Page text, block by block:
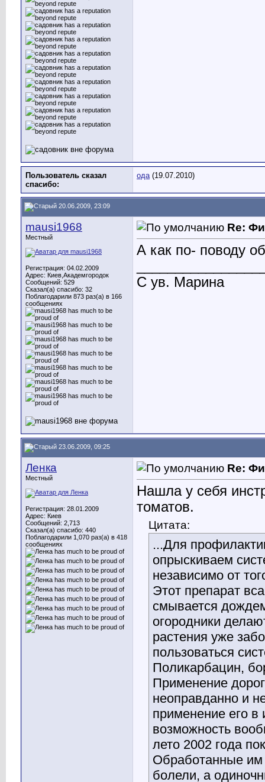
Пользователь сказал
cпасибо:
ода(19.07.2010)
20.06.2009, 23:09
mausi1968
Местный
Регистрация: 04.02.2009
Адрес: Киев,Академгородок
Сообщений: 529
Сказал(а) спасибо: 32
Поблагодарили 873 раз(а) в 166
сообщениях
Re:
А как по- поводу
С ув. Марина
23.06.2009, 09:25
Ленка
Местный
Регистрация: 28.01.2009
Адрес: Киев
Сообщений: 2,713
Сказал(а) спасибо: 440
Поблагодарили 1,070 раз(а) в 418
сообщениях
Re:
Нашла у себя
томатов.
Цитата:
...Для
опрыскиваем
независимо от
Этот препарат
смывается
огородники
растения уже
пользоваться
Поликарбацин,
Применение
неоправданно и
применение его в
возможность
лето 2002 года
Обработанные им
болели, а